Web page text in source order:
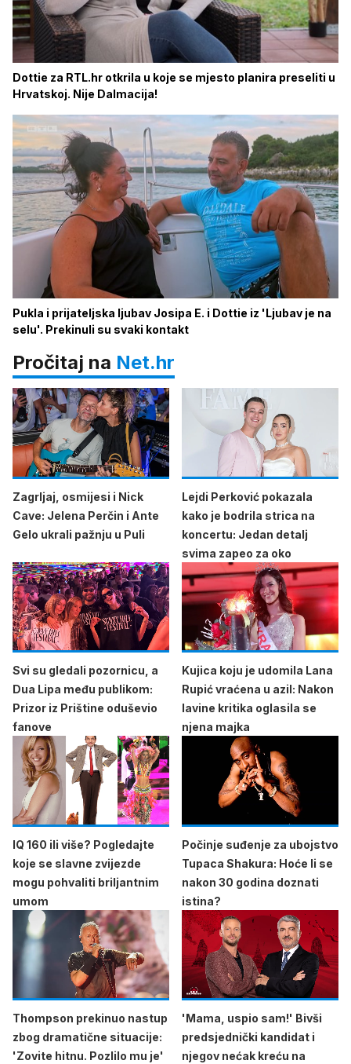
Dottie za RTL.hr otkrila u koje se mjesto planira preseliti u
Hrvatskoj. Nije Dalmacija!
Pukla i prijateljska ljubav Josipa E. i Dottie iz 'Ljubav je na
selu'. Prekinuli su svaki kontakt
Pročitaj na Net.hr
Zagrljaj, osmijesi i Nick
Cave: Jelena Perčin i Ante
Gelo ukrali pažnju u Puli
Lejdi Perković pokazala
kako je bodrila strica na
koncertu: Jedan detalj
svima zapeo za oko
Svi su gledali pozornicu, a
Dua Lipa među publikom:
Prizor iz Prištine oduševio
fanove
Kujica koju je udomila Lana
Rupić vraćena u azil: Nakon
lavine kritika oglasila se
njena majka
IQ 160 ili više? Pogledajte
koje se slavne zvijezde
mogu pohvaliti briljantnim
umom
Počinje suđenje za ubojstvo
Tupaca Shakura: Hoće li se
nakon 30 godina doznati
istina?
Thompson prekinuo nastup
zbog dramatične situacije:
'Zovite hitnu. Pozlilo mu je'
'Mama, uspio sam!' Bivši
predsjednički kandidat i
njegov nećak kreću na